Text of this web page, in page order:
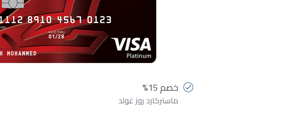
خصم 15%
ماستركارد روز غولد